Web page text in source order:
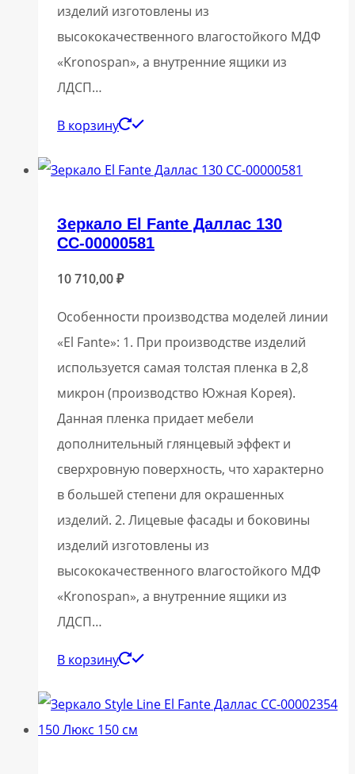
изделий изготовлены из
высококачественного влагостойкого МДФ
«Kronospan», а внутренние ящики из
ЛДСП…
В корзину
Зеркало El Fante Даллас 130
СС-00000581
10 710,00₽
Особенности производства моделей линии
«El Fante»: 1. При производстве изделий
используется самая толстая пленка в 2,8
микрон (производство Южная Корея).
Данная пленка придает мебели
дополнительный глянцевый эффект и
сверхровную поверхность, что характерно
в большей степени для окрашенных
изделий. 2. Лицевые фасады и боковины
изделий изготовлены из
высококачественного влагостойкого МДФ
«Kronospan», а внутренние ящики из
ЛДСП…
В корзину